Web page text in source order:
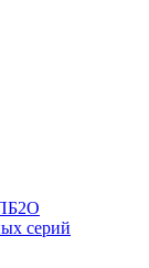
серий